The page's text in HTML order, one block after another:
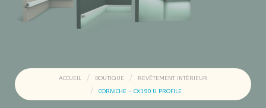
ACCUEIL BOUTIQUE
REVÊTEMENT INTÉRIEUR
CORNICHE – CX190 U PROFILE